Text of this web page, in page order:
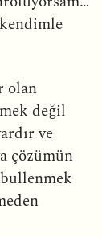
olan
değil
ve
çözümün